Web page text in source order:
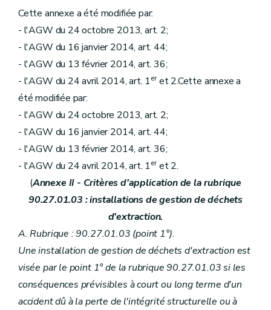
Cette annexe a été modifiée par:
- l'AGW du 24 octobre 2013, art. 2;
- l'AGW du 16 janvier 2014, art. 44;
- l'AGW du 13 février 2014, art. 36;
- l'AGW du 24 avril 2014, art. 1eret 2.Cette annexe a
été modifiée par:
- l'AGW du 24 octobre 2013, art. 2;
- l'AGW du 16 janvier 2014, art. 44;
- l'AGW du 13 février 2014, art. 36;
- l'AGW du 24 avril 2014, art. 1eret 2.
(Annexe II - Critères d'application de la rubrique
90.27.01.03 : installations de gestion de déchets
d'extraction.
A. Rubrique : 90.27.01.03 (point 1°).
Une installation de gestion de déchets d'extraction est
visée par le point 1° de la rubrique 90.27.01.03 si les
conséquences prévisibles à court ou long terme d'un
accident dû à la perte de l'intégrité structurelle ou à